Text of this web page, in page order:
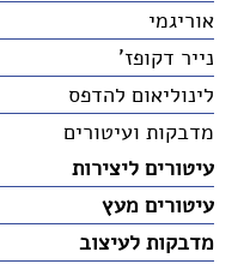
אוריגמי
נייר דקופז'
לינוליאום להדפס
מדבקות ועיטורים
עיטורים ליצירות
עיטורים מעץ
מדבקות לעיצוב